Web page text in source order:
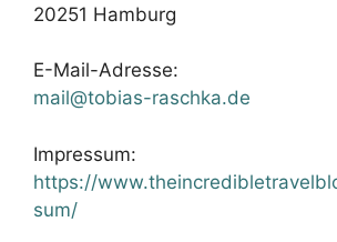
20251 Hamburg
E-Mail-Adresse:
mail@tobias-raschka.de
Impressum:
https://
sum/